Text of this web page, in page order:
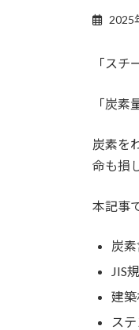
2025
「スチ
「炭素
炭素を
命も損
本記事
炭
JIS
建
ス